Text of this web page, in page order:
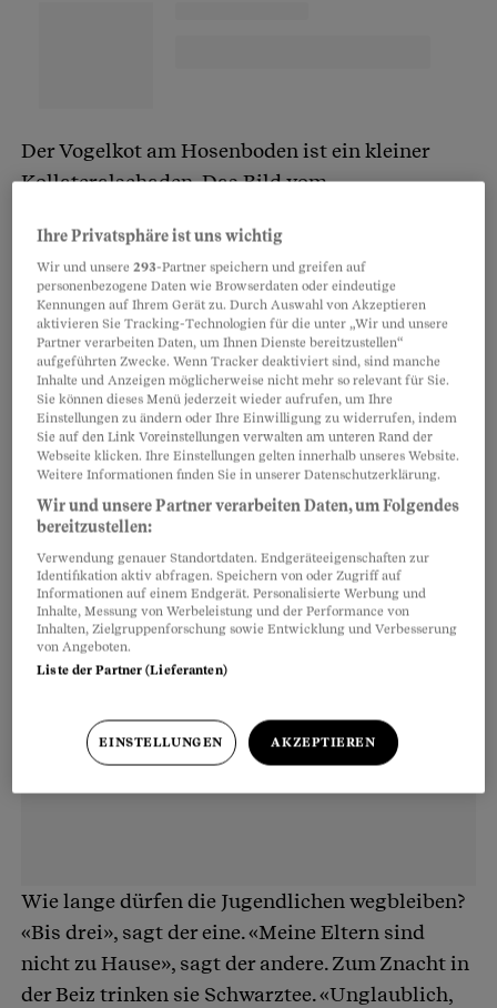
Der Vogelkot am Hosenboden ist ein kleiner
Kollateralschaden. Das Bild vom
unten mit den Hüttchen und den Glühweinnasen
ist das alleweil wert.
Ein Pullover im Rucksack
Um dunkle Kleidung wird gebeten, wenn man
auf die Dächer steigt. Asphaltfarben bis zur
Kapuze, im Rucksack eine Plastikflasche mit
Wasser aus dem Brunnen, Werkzeug und
Kamera und ein Pullover. Es kann früh werden
und kühl.
Wie lange dürfen die Jugendlichen wegbleiben?
«Bis drei», sagt der eine. «Meine Eltern sind
nicht zu Hause», sagt der andere. Zum Znacht in
der Beiz trinken sie Schwarztee. «Unglaublich,
Ihre Privatsphäre ist uns wichtig
Wir und unsere293-Partner speichern und greifen auf
personenbezogene Daten wie Browserdaten oder eindeutige
Kennungen auf Ihrem Gerät zu. Durch Auswahl von Akzeptieren
aktivieren Sie Tracking-Technologien für die unter „Wir und unsere
Partner verarbeiten Daten, um Ihnen Dienste bereitzustellen“
aufgeführten Zwecke. Wenn Tracker deaktiviert sind, sind manche
Inhalte und Anzeigen möglicherweise nicht mehr so relevant für Sie.
Sie können dieses Menü jederzeit wieder aufrufen, um Ihre
Einstellungen zu ändern oder Ihre Einwilligung zu widerrufen, indem
Sie auf den Link Voreinstellungen verwalten am unteren Rand der
Webseite klicken. Ihre Einstellungen gelten innerhalb unseres Website.
Weitere Informationen finden Sie in unserer Datenschutzerklärung.
Wir und unsere Partner verarbeiten Daten, um Folgendes
bereitzustellen:
Verwendung genauer Standortdaten. Endgeräteeigenschaften zur
Identifikation aktiv abfragen. Speichern von oder Zugriff auf
Informationen auf einem Endgerät. Personalisierte Werbung und
Inhalte, Messung von Werbeleistung und der Performance von
Inhalten, Zielgruppenforschung sowie Entwicklung und Verbesserung
von Angeboten.
Liste der Partner (Lieferanten)
EINSTELLUNGEN AKZEPTIEREN